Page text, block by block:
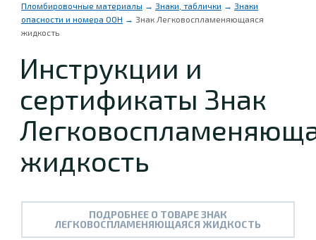
Пломбировочные материалы → Знаки, таблички → Знаки
опасности и номера ООН → Знак Легковоспламеняющаяся
жидкость
Инструкции и
сертификаты Знак
жидкость
ПОДРОБНЕЕ О ТОВАРЕ ЗНАК
ЛЕГКОВОСПЛАМЕНЯЮЩАЯСЯ ЖИДКОСТЬ